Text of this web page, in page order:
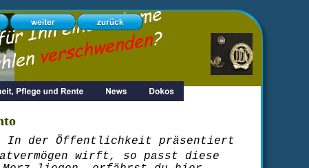
In der Öffentlichkeit präsentiert
wirft, so passt diese